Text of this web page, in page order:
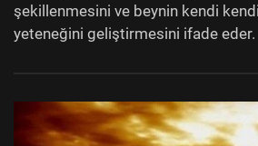
şekillenmesini ve beynin kendi
yeteneğini geliştirmesini ifade eder.